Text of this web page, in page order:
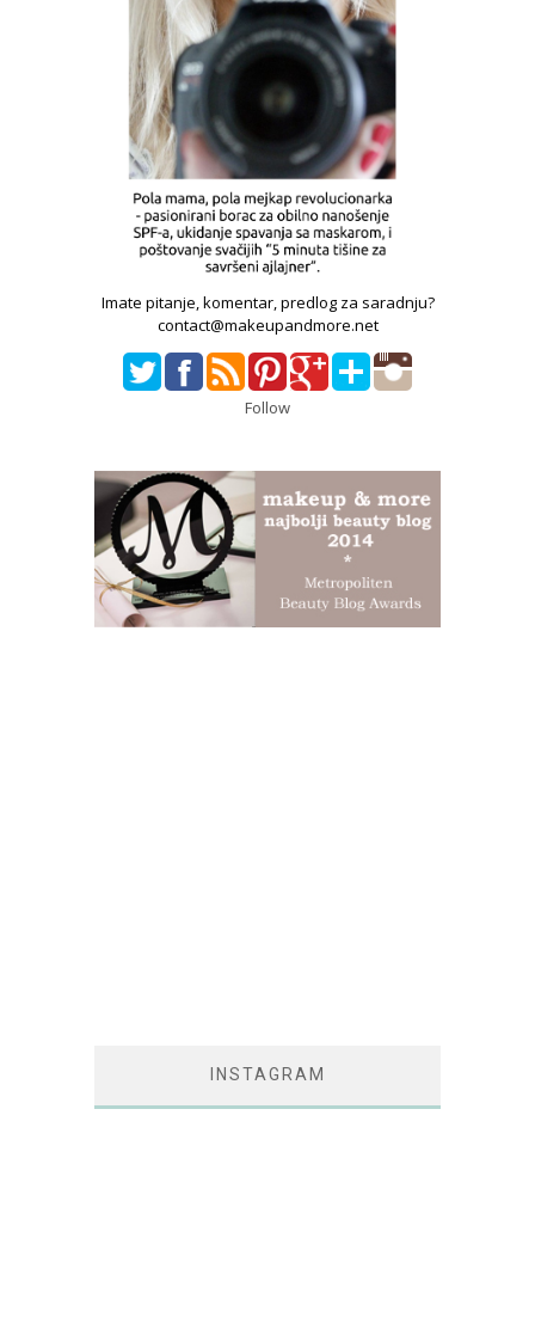
Imate pitanje, komentar, predlog za saradnju?
contact@makeupandmore.net
Follow
INSTAGRAM